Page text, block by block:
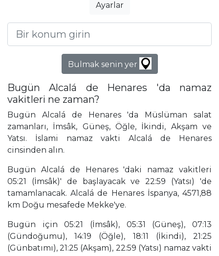
Ayarlar
Bulmak senin yer
Bugün Alcalá de Henares 'da namaz
vakitleri ne zaman?
Bugün Alcalá de Henares 'da Müslüman salat
zamanları, İmsâk, Güneş, Öğle, İkindi, Akşam ve
Yatsı. İslami namaz vakti Alcalá de Henares
cinsinden alın.
Bugün Alcalá de Henares 'daki namaz vakitleri
05:21 (İmsâk)' de başlayacak ve 22:59 (Yatsı) 'de
tamamlanacak. Alcalá de Henares İspanya, 4571,88
km Doğu mesafede Mekke'ye.
Bugün için 05:21 (İmsâk), 05:31 (Güneş), 07:13
(Gündoğumu), 14:19 (Öğle), 18:11 (İkindi), 21:25
(Günbatımı), 21:25 (Akşam), 22:59 (Yatsı) namaz vakti